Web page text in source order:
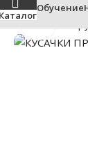
Обучение
Главная